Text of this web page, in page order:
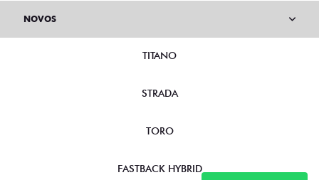
NOVOS
TITANO
STRADA
TORO
FASTBACK HYBRID